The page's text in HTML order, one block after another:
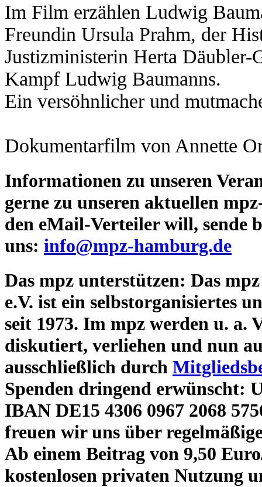
Im Film erzählen Ludwig
Freundin Ursula Prahm, der
Justizministerin Herta Däubler-
Kampf Ludwig Baumanns.
Ein versöhnlicher und
Dokumentarfilm von Annette
Informationen zu unseren
gerne zu unseren aktuellen
den eMail-Verteiler will, sende
uns: info@mpz-hamburg.de
Das mpz unterstützen: Das
e.V. ist ein selbstorganisiertes
seit 1973. Im mpz werden u.
diskutiert, verliehen und nun
ausschließlich durch
Spenden dringend erwünscht:
IBAN DE15 4306 0967 2068
freuen wir uns über
Ab einem Beitrag von 9,50
kostenlosen privaten Nutzung